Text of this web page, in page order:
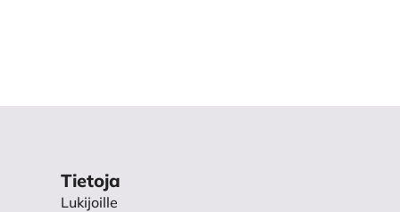
Filosofian, historian,
Tietoja
Lukijoille